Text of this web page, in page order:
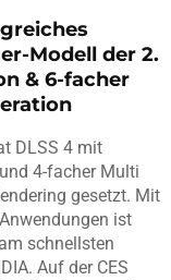
Modell der 2.
& 6-facher
DLSS 4 mit
4-facher Multi
gesetzt. Mit
ist
schnellsten
Auf der CES